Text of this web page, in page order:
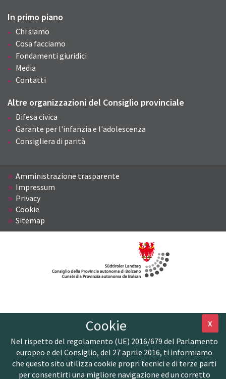
In primo piano
Chi siamo
Cosa facciamo
Fondamenti giuridici
Media
Contatti
Altre organizzazioni del Consiglio provinciale
Difesa civica
Garante per l'infanzia e l'adolescenza
Consigliera di parità
Amministrazione trasparente
Impressum
Privacy
Cookie
Sitemap
X
Cookie
Nel rispetto del regolamento (UE) 2016/679 del Parlamento
europeo e del Consiglio, del 27 aprile 2016, ti informiamo
che questo sito utilizza cookie propri tecnici e di terze parti
per consentirti una migliore navigazione ed un corretto